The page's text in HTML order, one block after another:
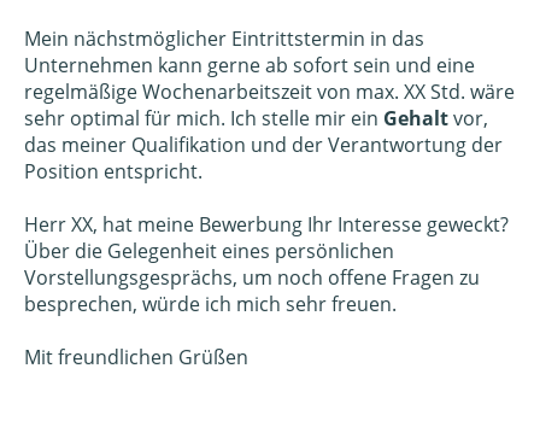
Mein nächstmöglicher Eintrittstermin in das
Unternehmen kann gerne ab sofort sein und eine
regelmäßige Wochenarbeitszeit von max. XX Std. wäre
sehr optimal für mich. Ich stelle mir ein Gehaltvor,
das meiner Qualifikation und der Verantwortung der
Position entspricht.
Herr XX, hat meine Bewerbung Ihr Interesse geweckt?
Über die Gelegenheit eines persönlichen
Vorstellungsgesprächs, um noch offene Fragen zu
besprechen, würde ich mich sehr freuen.
Mit freundlichen Grüßen